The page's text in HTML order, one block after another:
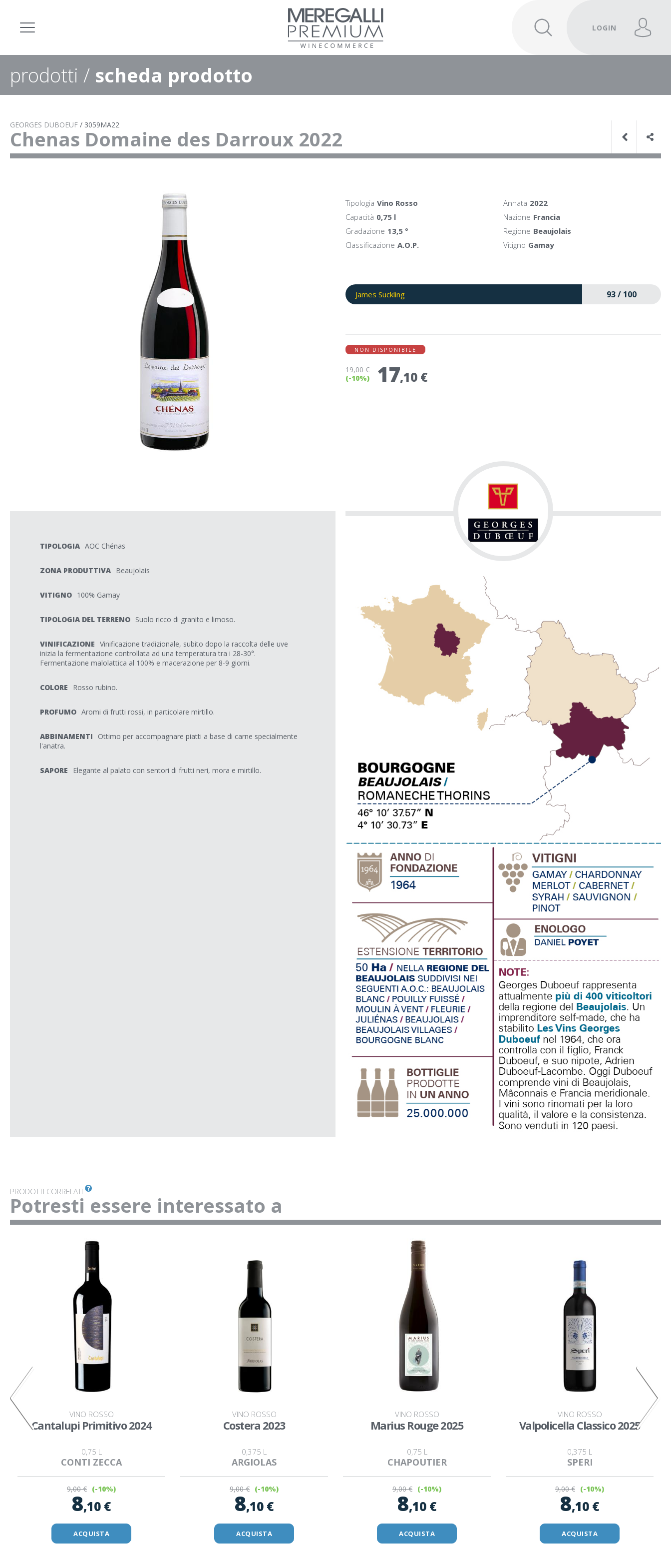
LOGIN
prodotti / scheda prodotto
GEORGES DUBOEUF / 3059MA22
Chenas Domaine des Darroux 2022
Tipologia Vino Rosso Annata 2022
Capacità 0,75 l Nazione Francia
Gradazione 13,5 ° Regione Beaujolais
Classificazione A.O.P. Vitigno Gamay
James Suckling 93 / 100
NON DISPONIBILE
19,00 €
(-10%)
17,10 €
TIPOLOGIA AOC Chénas
ZONA PRODUTTIVA Beaujolais
VITIGNO 100% Gamay
TIPOLOGIA DEL TERRENO Suolo ricco di granito e limoso.
VINIFICAZIONE Vinificazione tradizionale, subito dopo la raccolta delle uve
inizia la fermentazione controllata ad una temperatura tra i 28-30°.
Fermentazione malolattica al 100% e macerazione per 8-9 giorni.
COLORE Rosso rubino.
PROFUMO Aromi di frutti rossi, in particolare mirtillo.
ABBINAMENTI
Ottimo per accompagnare piatti a base di carne specialmente
l'anatra.
SAPORE Elegante al palato con sentori di frutti neri, mora e mirtillo.
PRODOTTI CORRELATI
Potresti essere interessato a
VINO ROSSO
Cantalupi Primitivo 2024
0,75 L
CONTI ZECCA
9,00 € (-10%)
8,10 €
ACQUISTA
VINO ROSSO
Costera 2023
0,375 L
ARGIOLAS
9,00 € (-10%)
8,10 €
ACQUISTA
VINO ROSSO
Marius Rouge 2025
0,75 L
CHAPOUTIER
9,00 € (-10%)
8,10 €
ACQUISTA
VINO ROSSO
Valpolicella Classico 2025
0,375 L
SPERI
9,00 € (-10%)
8,10 €
ACQUISTA